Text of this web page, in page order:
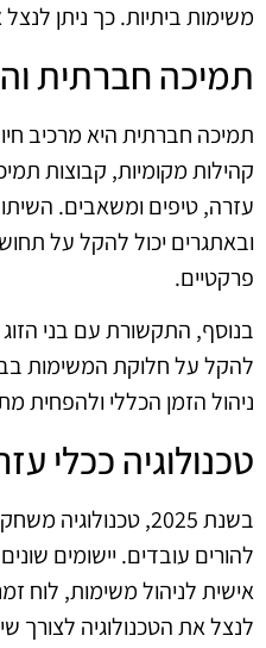
משימות ביתיות. כך ניתן
תמיכה חברתית
תמיכה חברתית היא מרכיב
קהילות מקומיות, קבוצות
עזרה, טיפים ומשאבים.
ובאתגרים יכול להקל על
פרקטיים.
בנוסף, התקשורת עם בני
להקל על חלוקת המשימות
ניהול הזמן הכללי ולהפחית
טכנולוגיה ככלי
בשנת 2025,
להורים עובדים. יישומים
אישית לניהול משימות, לוח
לנצל את הטכנולוגיה לצורך